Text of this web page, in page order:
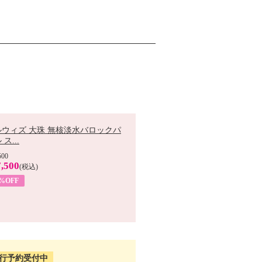
ウィズ 大珠 無核淡水バロックパ
ス...
(税込)
予約受付中